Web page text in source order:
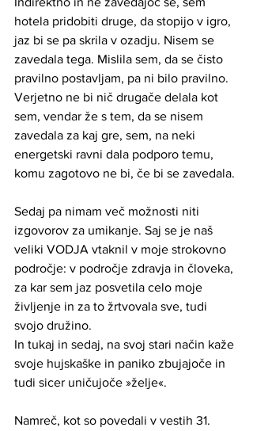
hotela pridobiti druge, da stopijo v igro,
jaz bi se pa skrila v ozadju. Nisem se
zavedala tega. Mislila sem, da se čisto
pravilno postavljam, pa ni bilo pravilno.
Verjetno ne bi nič drugače delala kot
sem, vendar že s tem, da se nisem
zavedala za kaj gre, sem, na neki
energetski ravni dala podporo temu,
komu zagotovo ne bi, če bi se zavedala.
Sedaj pa nimam več možnosti niti
izgovorov za umikanje. Saj se je naš
veliki VODJA vtaknil v moje strokovno
področje: v področje zdravja in človeka,
za kar sem jaz posvetila celo moje
življenje in za to žrtvovala sve, tudi
svojo družino.
In tukaj in sedaj, na svoj stari način kaže
svoje hujskaške in paniko zbujajoče in
tudi sicer uničujoče »želje«.
Namreč, kot so povedali v vestih 31.